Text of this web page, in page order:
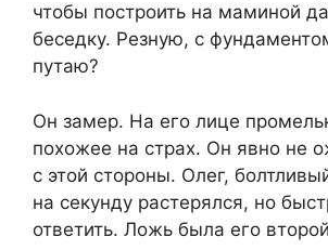
чтобы построить на маминой
беседку. Резную, с
путаю?
Он замер. На его лице
похожее на страх. Он явно не
с этой стороны. Олег,
на секунду растерялся, но
ответить. Ложь была его